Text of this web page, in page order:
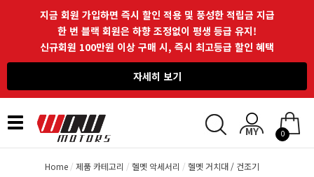
지금 회원 가입하면 즉시 할인 적용 및 풍성한 적립금 지급
한 번 블랙 회원은 하향 조정없이 평생 등급 유지!
신규회원 100만원 이상 구매 시, 즉시 최고등급 할인 혜택
자세히 보기
Toggle
navigation
0
Home 제품 카테고리 헬멧 악세서리
헬멧 거치대 / 건조기